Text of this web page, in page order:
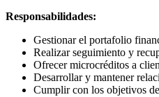
Responsabilidades:
Gestionar el portafolio
Realizar seguimiento y
Ofrecer microcréditos a
Desarrollar y mantener
Cumplir con los objetivos